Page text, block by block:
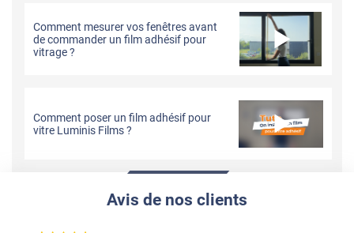
Comment mesurer vos fenêtres avant
de commander un film adhésif pour
vitrage ?
Comment poser un film adhésif pour
vitre Luminis Films ?
Avis de nos clients